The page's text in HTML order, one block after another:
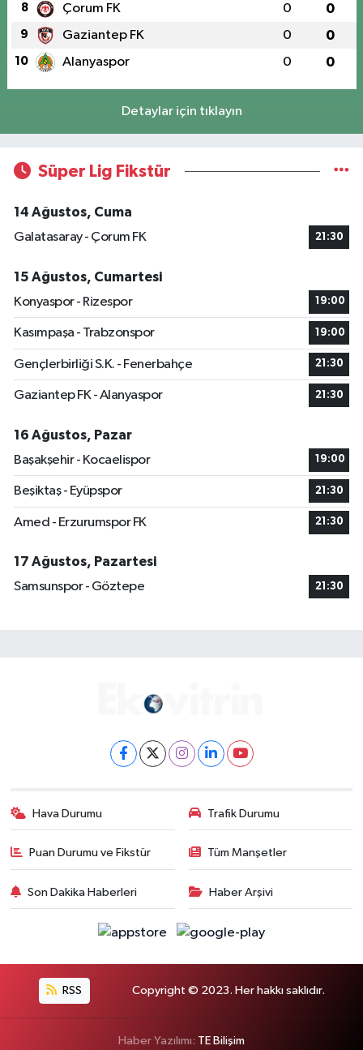
8 Çorum FK 0 0
9 Gaziantep FK 0 0
10 Alanyaspor 0 0
Detaylar için tıklayın
Süper Lig Fikstür
14 Ağustos, Cuma
Galatasaray - Çorum FK
21:30
15 Ağustos, Cumartesi
Konyaspor - Rizespor
19:00
Kasımpaşa - Trabzonspor 19:00
Gençlerbirliği S.K. - Fenerbahçe 21:30
Gaziantep FK - Alanyaspor 21:30
16 Ağustos, Pazar
Başakşehir - Kocaelispor
19:00
Beşiktaş - Eyüpspor 21:30
Amed - Erzurumspor FK 21:30
17 Ağustos, Pazartesi
Samsunspor - Göztepe
21:30
Hava Durumu Trafik Durumu
Puan Durumu ve Fikstür Tüm Manşetler
Son Dakika Haberleri Haber Arşivi
RSS Copyright © 2023. Her hakkı saklıdır.
Haber Yazılımı: TE Bilişim